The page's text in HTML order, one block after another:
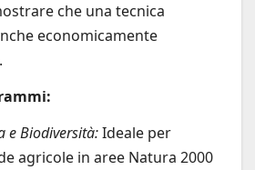
che una tecnica
economicamente
e Biodiversità:Ideale per
agricole in aree Natura 2000